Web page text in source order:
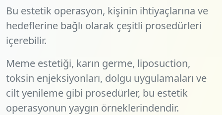
Bu estetik operasyon, kişinin ihtiyaçlarına ve
hedeflerine bağlı olarak çeşitli prosedürleri
içerebilir.
Meme estetiği, karın germe, liposuction,
toksin enjeksiyonları, dolgu uygulamaları ve
cilt yenileme gibi prosedürler, bu estetik
operasyonun yaygın örneklerindendir.